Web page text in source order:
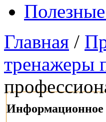
Полезные
Главная /
тренажеры
Информационное